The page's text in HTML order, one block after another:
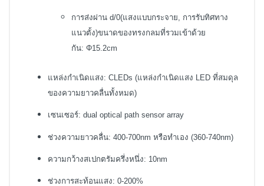
การส่งผ่าน d/0(แสงแบบกระจาย, การรับทิศทาง
แนวตั้ง)ขนาดของทรงกลมที่รวมเข้าด้วย
กัน: Φ15.2cm
แหล่งกำเนิดแสง: CLEDs (แหล่งกำเนิดแสง LED ที่สมดุล
ของความยาวคลื่นทั้งหมด)
เซนเซอร์: dual optical path sensor array
ช่วงความยาวคลื่น: 400-700nm หรือทำเอง (360-740nm)
ความกว้างสเปกตรัมครึ่งหนึ่ง: 10nm
ช่วงการสะท้อนแสง: 0-200%